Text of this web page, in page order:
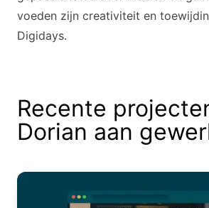
voeden zijn creativiteit en
Digidays.
Recente
Dorian aan